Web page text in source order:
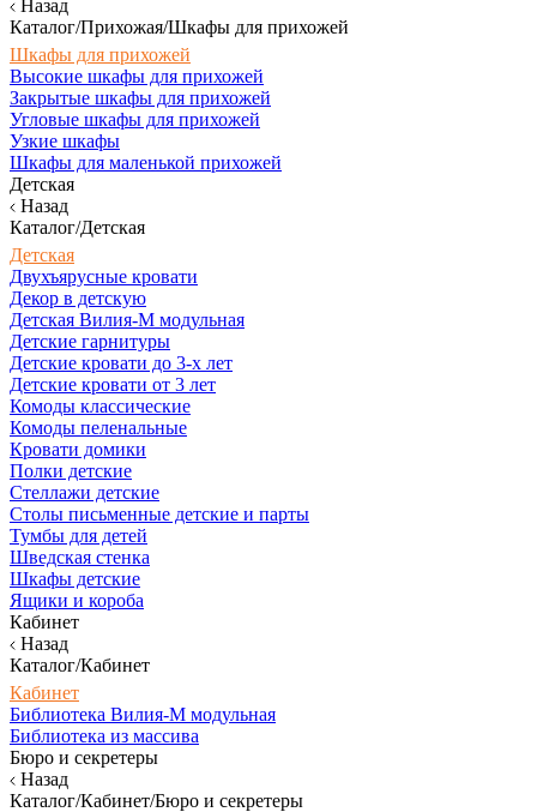
Назад
Каталог/Прихожая/Шкафы для прихожей
Шкафы для прихожей
Высокие шкафы для прихожей
Закрытые шкафы для прихожей
Угловые шкафы для прихожей
Узкие шкафы
Шкафы для маленькой прихожей
Детская
Назад
Каталог/Детская
Детская
Двухъярусные кровати
Декор в детскую
Детская Вилия-М модульная
Детские гарнитуры
Детские кровати до 3-х лет
Детские кровати от 3 лет
Комоды классические
Комоды пеленальные
Кровати домики
Полки детские
Стеллажи детские
Столы письменные детские и парты
Тумбы для детей
Шведская стенка
Шкафы детские
Ящики и короба
Кабинет
Назад
Каталог/Кабинет
Кабинет
Библиотека Вилия-М модульная
Библиотека из массива
Бюро и секретеры
Назад
Каталог/Кабинет/Бюро и секретеры